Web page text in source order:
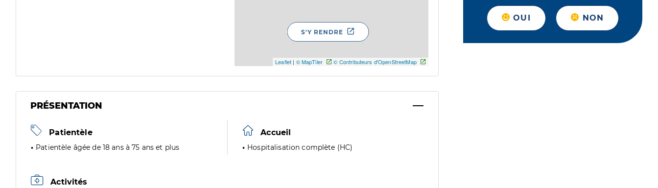
Leaflet | © MapTiler © Contributeurs d'OpenStreetMap
S'Y RENDRE
PRÉSENTATION
Patientèle
Patientèle âgée de 18 ans à 75 ans et plus
Accueil
Hospitalisation complète (HC)
Activités
OUI NON